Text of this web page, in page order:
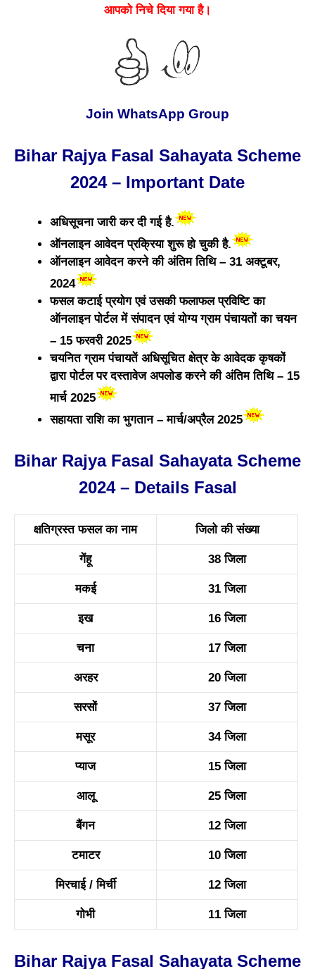
आपको निचे दिया गया है।
Join WhatsApp Group
Bihar Rajya Fasal Sahayata Scheme
2024 – Important Date
अधिसूचना जारी कर दी गई है.
ऑनलाइन आवेदन प्रक्रिया शुरू हो चुकी है.
ऑनलाइन आवेदन करने की अंतिम तिथि – 31 अक्टूबर,
2024
फसल कटाई प्रयोग एवं उसकी फलाफल प्रविष्टि का
ऑनलाइन पोर्टल में संपादन एवं योग्य ग्राम पंचायतों का चयन
– 15 फरवरी 2025
चयनित ग्राम पंचायतें अधिसूचित क्षेत्र के आवेदक कृषकों
द्वारा पोर्टल पर दस्तावेज अपलोड करने की अंतिम तिथि – 15
मार्च 2025
सहायता राशि का भुगतान – मार्च/अप्रैल 2025
Bihar Rajya Fasal Sahayata Scheme
2024 – Details Fasal
क्षतिग्रस्त फसल का नाम जिलो की संख्या
गेंहू 38 जिला
मकई 31 जिला
इख 16 जिला
चना 17 जिला
अरहर 20 जिला
सरसों 37 जिला
मसूर 34 जिला
प्याज 15 जिला
आलू 25 जिला
बैंगन 12 जिला
टमाटर 10 जिला
मिरचाई / मिर्ची 12 जिला
गोभी 11 जिला
Bihar Rajya Fasal Sahayata Scheme